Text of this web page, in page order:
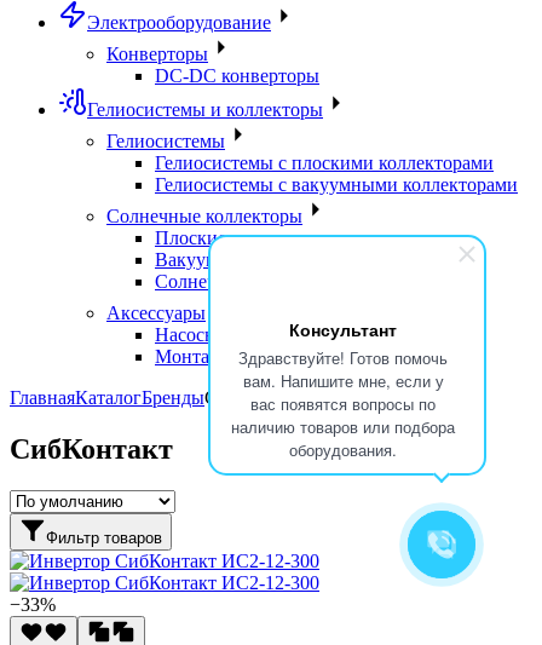
Консультант
Здравствуйте! Готов помочь
вам. Напишите мне, если у
вас появятся вопросы по
наличию товаров или подбора
оборудования.
Электрооборудование
Конверторы
DC-DC конверторы
Гелиосистемы и коллекторы
Гелиосистемы
Гелиосистемы с плоскими коллекторами
Гелиосистемы с вакуумными коллекторами
Солнечные коллекторы
Плоские солнечные коллекторы
Вакуумные солнечные коллекторы
Солнечные водонагреватели
Аксессуары
Насосные группы
Монтажные элементы
ГлавнаяКаталогБрендыСибКонтакт
СибКонтакт
Фильтр товаров
−33%